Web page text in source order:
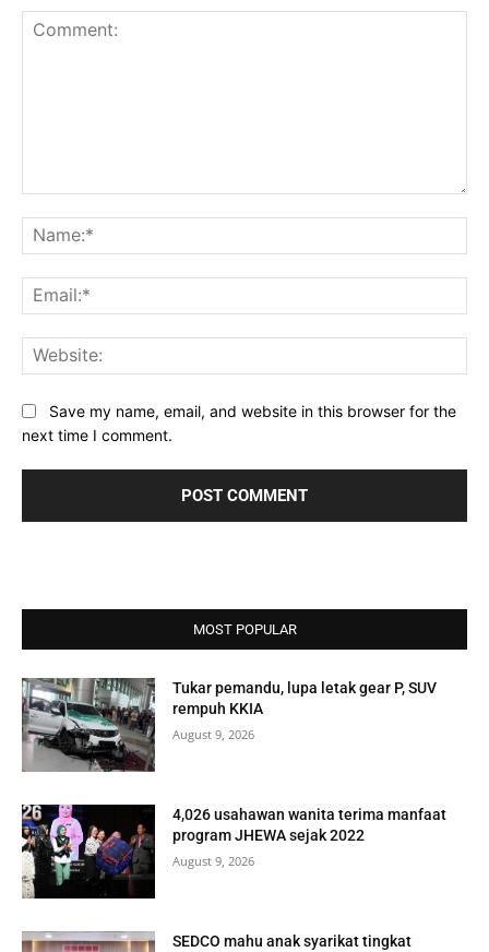
Save my name, email, and website in this browser for the
next time I comment.
MOST POPULAR
Tukar pemandu, lupa letak gear P, SUV
rempuh KKIA
August 9, 2026
4,026 usahawan wanita terima manfaat
program JHEWA sejak 2022
August 9, 2026
SEDCO mahu anak syarikat tingkat